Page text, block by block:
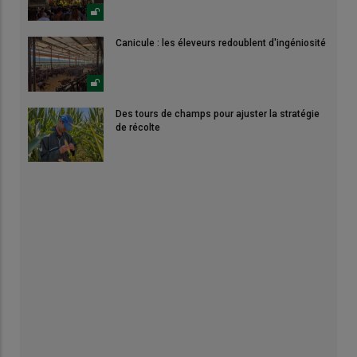
Canicule : les éleveurs redoublent d'ingéniosité
Des tours de champs pour ajuster la stratégie
de récolte